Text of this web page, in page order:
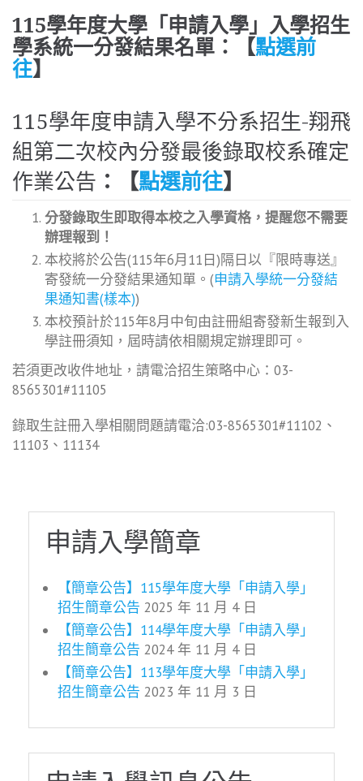
115學年度大學「申請入學」入學招生
學系統一分發結果名單：【點選前
往】
115學年度申請入學不分系招生-翔飛
組第二次校內分發最後錄取校系確定
作業公告 ：【點選前往】
分發錄取生即取得本校之入學資格，提醒您不需要
辦理報到！
本校將於公告(115年6月11日)隔日以『限時專送』
寄發統一分發結果通知單。(申請入學統一分發結
果通知書(樣本))
本校預計於115年8月中旬由註冊組寄發新生報到入
學註冊須知，屆時請依相關規定辦理即可。
若須更改收件地址，請電洽招生策略中心：03-
8565301#11105
錄取生註冊入學相關問題請電洽:03-8565301#11102、
11103、11134
申請入學簡章
【簡章公告】115學年度大學「申請入學」
招生簡章公告 2025 年 11 月 4 日
【簡章公告】114學年度大學「申請入學」
招生簡章公告 2024 年 11 月 4 日
【簡章公告】113學年度大學「申請入學」
招生簡章公告 2023 年 11 月 3 日